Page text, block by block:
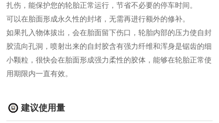
扎伤，能保护您的轮胎正常运行，节省不必要的停车时间。
可以在胎面形成永久性的封堵，无需再进行额外的修补。
如果扎入物体拔出，会在胎面留下伤口，轮胎内部的压力使自封
胶流向孔洞，喷射出来的自封胶含有强力纤维和浑身是锯齿的细
小颗粒，很快会在胎面形成强力柔性的胶体，能够在轮胎正常使
用期限内一直有效。
建议使用量